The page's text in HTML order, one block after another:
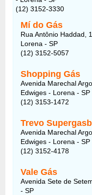
(12) 3152-3330
Mí do Gás
Rua Antônio Haddad,
Lorena - SP
(12) 3152-5057
Shopping Gás
Avenida Marechal
Edwiges - Lorena -
(12) 3153-1472
Trevo
Avenida Marechal
Edwiges - Lorena -
(12) 3152-4178
Vale Gás
Avenida Sete de
- SP